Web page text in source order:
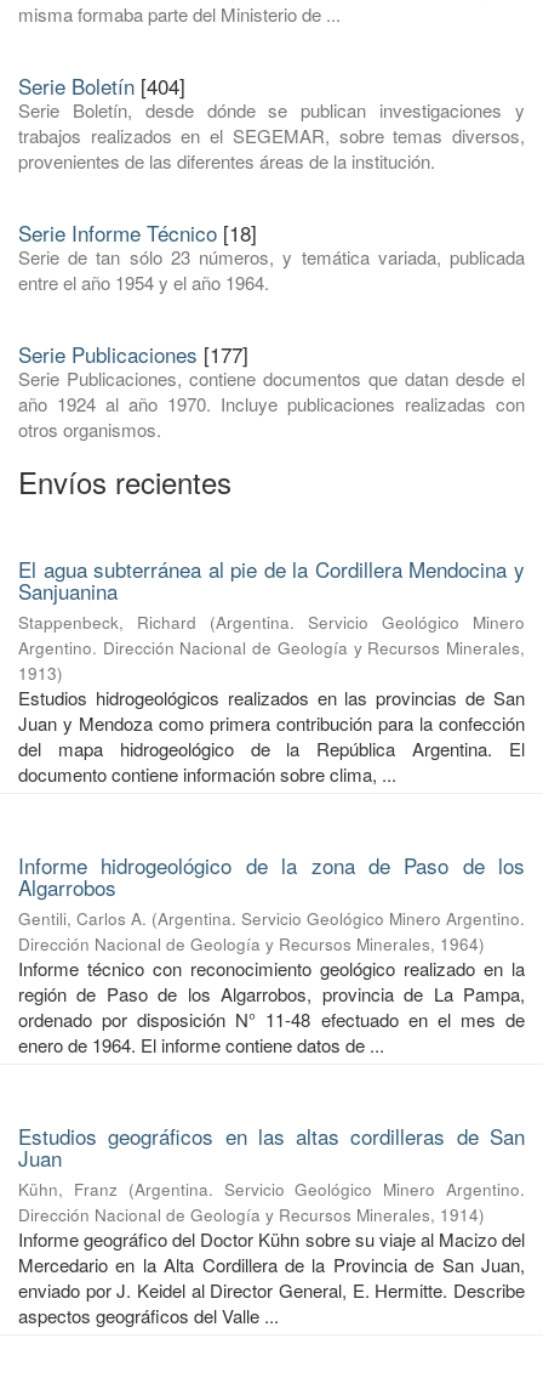
misma formaba parte del Ministerio de ...
Serie Boletín [404]
Serie Boletín, desde dónde se publican investigaciones y
trabajos realizados en el SEGEMAR, sobre temas diversos,
provenientes de las diferentes áreas de la institución.
Serie Informe Técnico [18]
Serie de tan sólo 23 números, y temática variada, publicada
entre el año 1954 y el año 1964.
Serie Publicaciones [177]
Serie Publicaciones, contiene documentos que datan desde el
año 1924 al año 1970. Incluye publicaciones realizadas con
otros organismos.
Envíos recientes
El agua subterránea al pie de la Cordillera Mendocina y
Sanjuanina
Stappenbeck, Richard (Argentina. Servicio Geológico Minero
Argentino. Dirección Nacional de Geología y Recursos Minerales,
1913)
Estudios hidrogeológicos realizados en las provincias de San
Juan y Mendoza como primera contribución para la confección
del mapa hidrogeológico de la República Argentina. El
documento contiene información sobre clima, ...
Informe hidrogeológico de la zona de Paso de los
Algarrobos
Gentili, Carlos A. (Argentina. Servicio Geológico Minero Argentino.
Dirección Nacional de Geología y Recursos Minerales, 1964)
Informe técnico con reconocimiento geológico realizado en la
región de Paso de los Algarrobos, provincia de La Pampa,
ordenado por disposición N° 11-48 efectuado en el mes de
enero de 1964. El informe contiene datos de ...
Estudios geográficos en las altas cordilleras de San
Juan
Kühn, Franz (Argentina. Servicio Geológico Minero Argentino.
Dirección Nacional de Geología y Recursos Minerales, 1914)
Informe geográfico del Doctor Kühn sobre su viaje al Macizo del
Mercedario en la Alta Cordillera de la Provincia de San Juan,
enviado por J. Keidel al Director General, E. Hermitte. Describe
aspectos geográficos del Valle ...